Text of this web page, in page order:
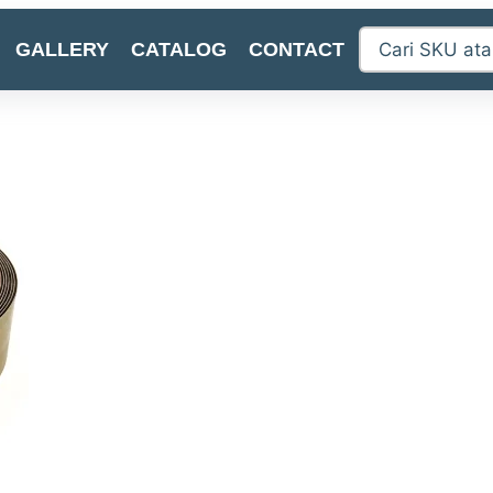
GALLERY CATALOG CONTACT